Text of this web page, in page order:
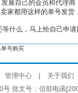
展自己的会员和代理商
家都用这样的单号发货
等什么，马上给自己申
号购买
管理中心 |
关于我们
号 批文号：信部电函